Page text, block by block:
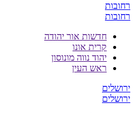
חדשות אור יהודה
קרית אונו
יהוד נווה מונוסון
ראש העין